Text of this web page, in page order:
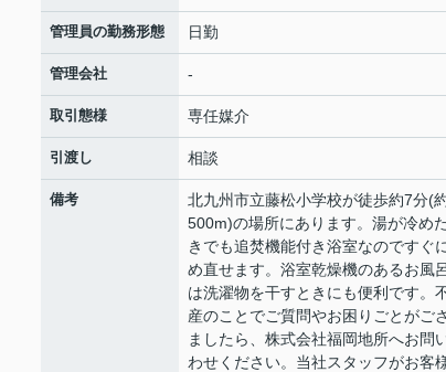
管理員の勤務形態 日勤
管理会社 -
取引態様 専任媒介
引渡し 相談
備考
北九州市立藤松小学校が徒歩約7分(
500m)の場所にあります。湯が冷め
きでも追焚機能付き浴室なのですぐ
め直せます。浴室乾燥機のあるお風
は洗濯物を干すときにも便利です。
産のことでご質問やお困りごとがご
ましたら、株式会社福岡地所へお問
わせください。当社スタッフがお客